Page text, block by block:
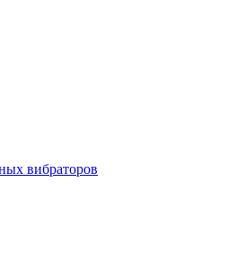
вибраторов